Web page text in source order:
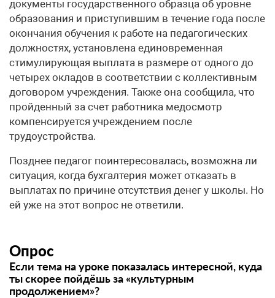
документы государственного образца об уровне
образования и приступившим в течение года после
окончания обучения к работе на педагогических
должностях, установлена единовременная
стимулирующая выплата в размере от одного до
четырех окладов в соответствии с коллективным
договором учреждения. Также она сообщила, что
пройденный за счет работника медосмотр
компенсируется учреждением после
трудоустройства.
Позднее педагог поинтересовалась, возможна ли
ситуация, когда бухгалтерия может отказать в
выплатах по причине отсутствия денег у школы. Но
ей уже на этот вопрос не ответили.
Опрос
Если тема на уроке показалась интересной, куда
ты скорее пойдёшь за «культурным
продолжением»?